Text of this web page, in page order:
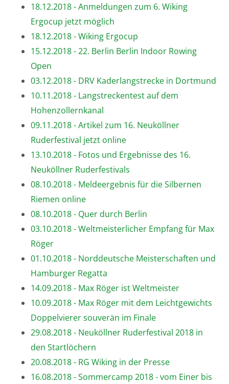
18.12.2018 - Anmeldungen zum 6. Wiking
Ergocup jetzt möglich
18.12.2018 - Wiking Ergocup
15.12.2018 - 22. Berlin Berlin Indoor Rowing
Open
03.12.2018 - DRV Kaderlangstrecke in Dortmund
10.11.2018 - Langstreckentest auf dem
Hohenzollernkanal
09.11.2018 - Artikel zum 16. Neuköllner
Ruderfestival jetzt online
13.10.2018 - Fotos und Ergebnisse des 16.
Neuköllner Ruderfestivals
08.10.2018 - Meldeergebnis für die Silbernen
Riemen online
08.10.2018 - Quer durch Berlin
03.10.2018 - Weltmeisterlicher Empfang für Max
Röger
01.10.2018 - Norddeutsche Meisterschaften und
Hamburger Regatta
14.09.2018 - Max Röger ist Weltmeister
10.09.2018 - Max Röger mit dem Leichtgewichts
Doppelvierer souverän im Finale
29.08.2018 - Neuköllner Ruderfestival 2018 in
den Startlöchern
20.08.2018 - RG Wiking in der Presse
16.08.2018 - Sommercamp 2018 - vom Einer bis